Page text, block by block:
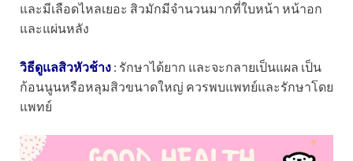
และมีเลือดไหลเยอะ สิวมักมีจำนวนมากที่ใบหน้า หน้าอก
และแผ่นหลัง
วิธีดูแลสิวหัวช้าง : รักษาได้ยาก และจะกลายเป็นแผล เป็น
ก้อนนูนหรือหลุมสิวขนาดใหญ่ ควรพบแพทย์และรักษาโดย
แพทย์